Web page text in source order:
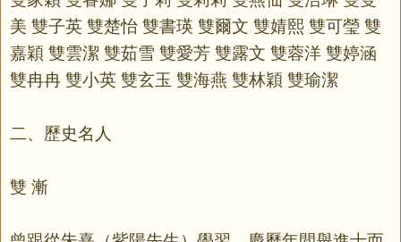
美 雙子英 雙楚怡 雙書瑛 雙爾文 雙婧熙 雙可瑩 雙
嘉穎 雙雲潔 雙茹雪 雙愛芳 雙露文 雙蓉洋 雙婷涵
雙冉冉 雙小英 雙玄玉 雙海燕 雙林穎 雙瑜潔
二、歷史名人
雙 漸